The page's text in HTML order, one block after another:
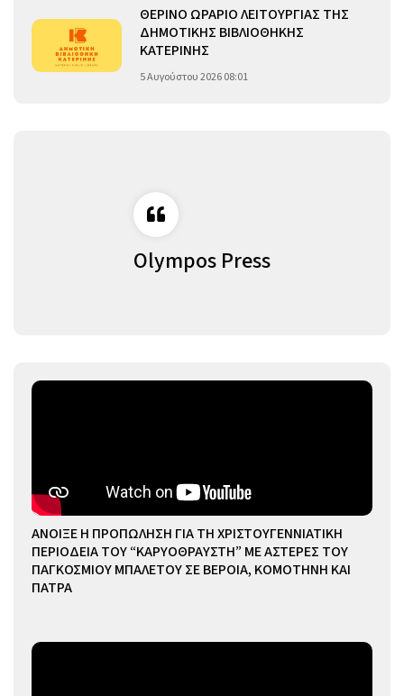
ΘΕΡΙΝΟ ΩΡΑΡΙΟ ΛΕΙΤΟΥΡΓΙΑΣ ΤΗΣ
ΔΗΜΟΤΙΚΗΣ ΒΙΒΛΙΟΘΗΚΗΣ
ΚΑΤΕΡΙΝΗΣ
5 Αυγούστου 2026 08:01
Olympos Press
ΑΝΟΙΞΕ Η ΠΡΟΠΩΛΗΣΗ ΓΙΑ ΤΗ ΧΡΙΣΤΟΥΓΕΝΝΙΑΤΙΚΗ
ΠΕΡΙΟΔΕΙΑ ΤΟΥ “ΚΑΡΥΟΘΡΑΥΣΤΗ” ΜΕ ΑΣΤΕΡΕΣ ΤΟΥ
ΠΑΓΚΟΣΜΙΟΥ ΜΠΑΛΕΤΟΥ ΣΕ ΒΕΡΟΙΑ, ΚΟΜΟΤΗΝΗ ΚΑΙ
ΠΑΤΡΑ